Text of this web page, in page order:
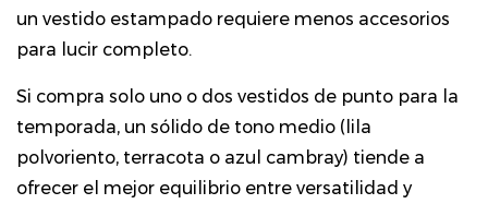
un vestido estampado requiere menos accesorios
para lucir completo.
Si compra solo uno o dos vestidos de punto para la
temporada, un sólido de tono medio (lila
polvoriento, terracota o azul cambray) tiende a
ofrecer el mejor equilibrio entre versatilidad y